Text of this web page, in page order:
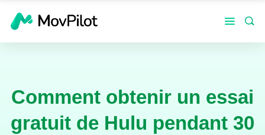
Comment obtenir un essai
gratuit de Hulu pendant 30